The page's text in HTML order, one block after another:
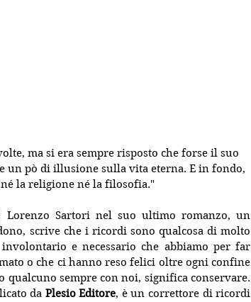
ma si era sempre risposto che forse il suo
un pò di illusione sulla vita eterna. E in fondo,
la religione né la filosofia."
Lorenzo Sartori nel suo ultimo romanzo, un
scrive che i ricordi sono qualcosa di molto
e necessario che abbiamo per far
o che ci hanno reso felici oltre ogni confine
qualcuno sempre con noi, significa conservare.
da Plesio Editore, è un correttore di ricordi